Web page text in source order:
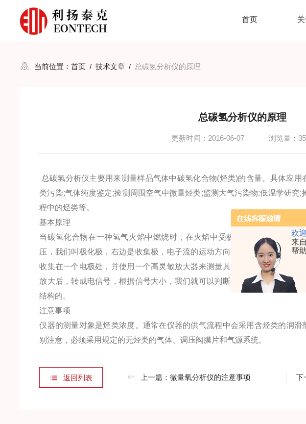
欢
来
帮
首页
当前位置：首页 /技术文章 / 总碳氢分析仪的原理
总碳氢分析仪的原理
更新时间：2016-06-07 浏览量：
总碳氢分析仪主要用来测量样品气体中碳氢化合物(烃类)的含量。具体应
类污染;气体纯度鉴定;捡测周围空气中微量烃类;监测大气污染物;低温学研究
程中的烃类等。
基本原理
当碳氢化合物在一种氢气火焰中燃烧时，在火焰中受极化电压的影响，就
压，我们叫极化极，右边是收集极，电子流的运动方向与离子流正好相反
收集在一个电极处，并使用一个高灵敏放大器来测量其大小，而离子流的
放大后，转成电信号，根据信号大小，我们就可以判断其总碳含量了。这
结构的。
注意事项
仪器的测量对象是烃类浓度。通常在仪器的供气流程中会采用含烃类的润
别注意，必须采用规定的无烃类的气体、调压阀膜片和气源系统。
返回列表 上一篇：微量氧分析仪的注意事项 下